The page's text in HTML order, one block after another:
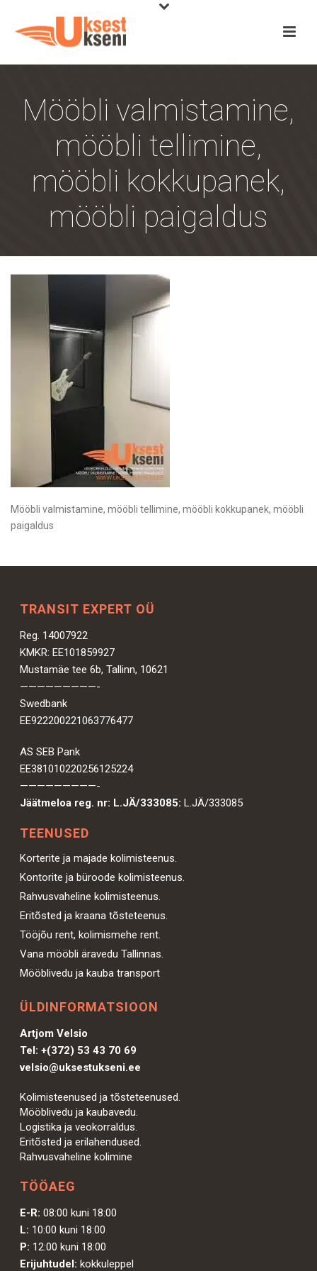
Mööbli valmistamine,
mööbli tellimine,
mööbli kokkupanek,
mööbli paigaldus
Mööbli valmistamine, mööbli tellimine, mööbli kokkupanek, mööbli
paigaldus
TRANSIT EXPERT OÜ
Reg. 14007922
KMKR: EE101859927
Mustamäe tee 6b, Tallinn, 10621
—————————-
Swedbank
EE922200221063776477
AS SEB Pank
EE381010220256125224
—————————-
Jäätmeloa reg. nr: L.JÄ/333085: L.JÄ/333085
TEENUSED
Korterite ja majade kolimisteenus.
Kontorite ja büroode kolimisteenus.
Rahvusvaheline kolimisteenus.
Eritõsted ja kraana tõsteteenus.
Tööjõu rent, kolimismehe rent.
Vana mööbli äravedu Tallinnas.
Mööblivedu ja kauba transport
ÜLDINFORMATSIOON
Artjom Velsio
Tel:+(372) 53 43 70 69
velsio@uksestukseni.ee
Kolimisteenused ja tõsteteenused.
Mööblivedu ja kaubavedu.
Logistika ja veokorraldus.
Eritõsted ja erilahendused.
Rahvusvaheline kolimine
TÖÖAEG
E-R: 08:00 kuni 18:00
L: 10:00 kuni 18:00
P: 12:00 kuni 18:00
Erijuhtudel: kokkuleppel